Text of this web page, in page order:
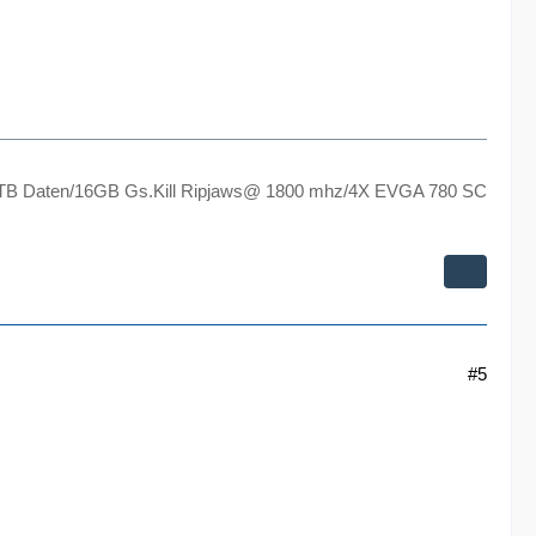
Daten/16GB Gs.Kill Ripjaws@ 1800 mhz/4X EVGA 780 SC
#5